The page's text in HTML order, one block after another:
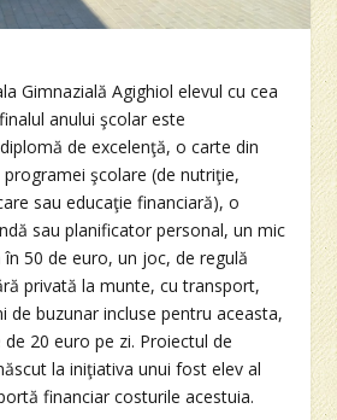
Gimnazială Agighiol elevul cu cea
anului şcolar este
de excelenţă, o carte din
şcolare (de nutriţie,
sau educaţie financiară), o
sau planificator personal, un mic
50 de euro, un joc, de regulă
privată la munte, cu transport,
de buzunar incluse pentru aceasta,
20 euro pe zi. Proiectul de
la iniţiativa unui fost elev al
financiar costurile acestuia.